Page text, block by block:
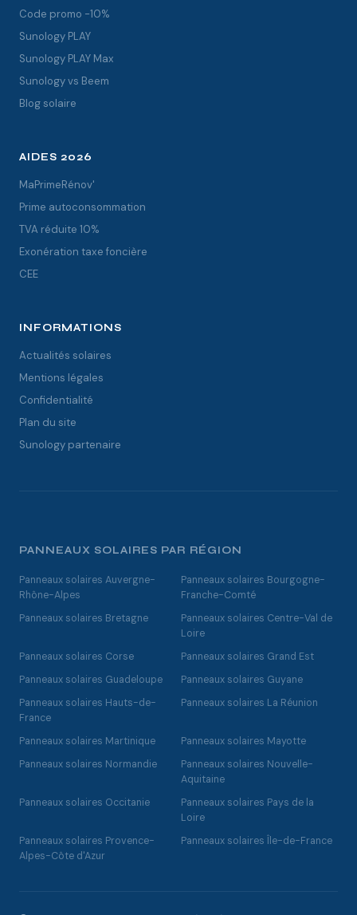
Code promo -10%
Sunology PLAY
Sunology PLAY Max
Sunology vs Beem
Blog solaire
AIDES 2026
MaPrimeRénov'
Prime autoconsommation
TVA réduite 10%
Exonération taxe foncière
CEE
INFORMATIONS
Actualités solaires
Mentions légales
Confidentialité
Plan du site
Sunology partenaire
PANNEAUX SOLAIRES PAR RÉGION
Panneaux solaires Auvergne-
Rhône-Alpes
Panneaux solaires Bourgogne-
Franche-Comté
Panneaux solaires Bretagne
Panneaux solaires Centre-Val de
Loire
Panneaux solaires Corse
Panneaux solaires Grand Est
Panneaux solaires Guadeloupe
Panneaux solaires Guyane
Panneaux solaires Hauts-de-
France
Panneaux solaires La Réunion
Panneaux solaires Martinique
Panneaux solaires Mayotte
Panneaux solaires Normandie
Panneaux solaires Nouvelle-
Aquitaine
Panneaux solaires Occitanie
Panneaux solaires Pays de la
Loire
Panneaux solaires Provence-
Alpes-Côte d'Azur
Panneaux solaires Île-de-France